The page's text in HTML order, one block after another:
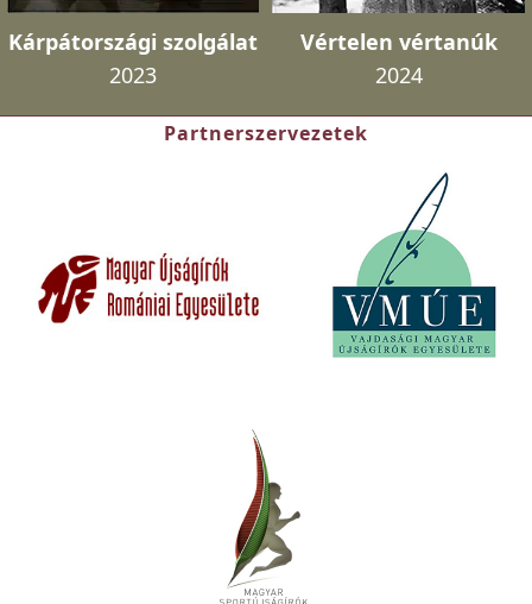
Kárpátországi szolgálat
2023
Vértelen vértanúk
2024
Partnerszervezetek